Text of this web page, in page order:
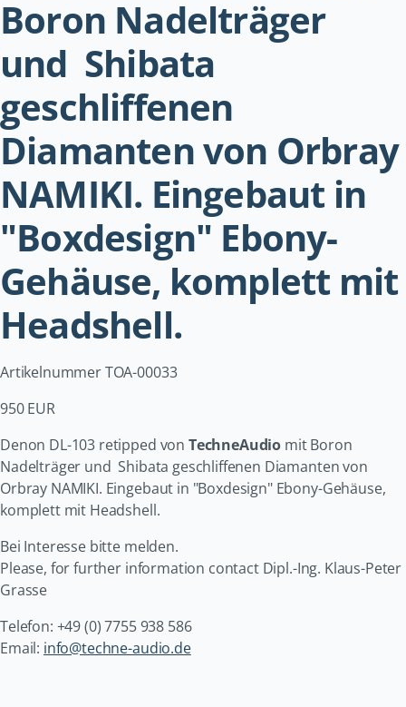
Boron Nadelträger
und Shibata
geschliffenen
Diamanten von Orbray
NAMIKI. Eingebaut in
"Boxdesign" Ebony-
Gehäuse, komplett mit
Headshell.
Artikelnummer TOA-00033
950 EUR
Denon DL-103 retipped von TechneAudio mit Boron
Nadelträger und Shibata geschliffenen Diamanten von
Orbray NAMIKI. Eingebaut in "Boxdesign" Ebony-Gehäuse,
komplett mit Headshell.
Bei Interesse bitte melden.
Please, for further information contact Dipl.-Ing. Klaus-Peter
Grasse
Telefon: +49 (0) 7755 938 586
Email: info@techne-audio.de